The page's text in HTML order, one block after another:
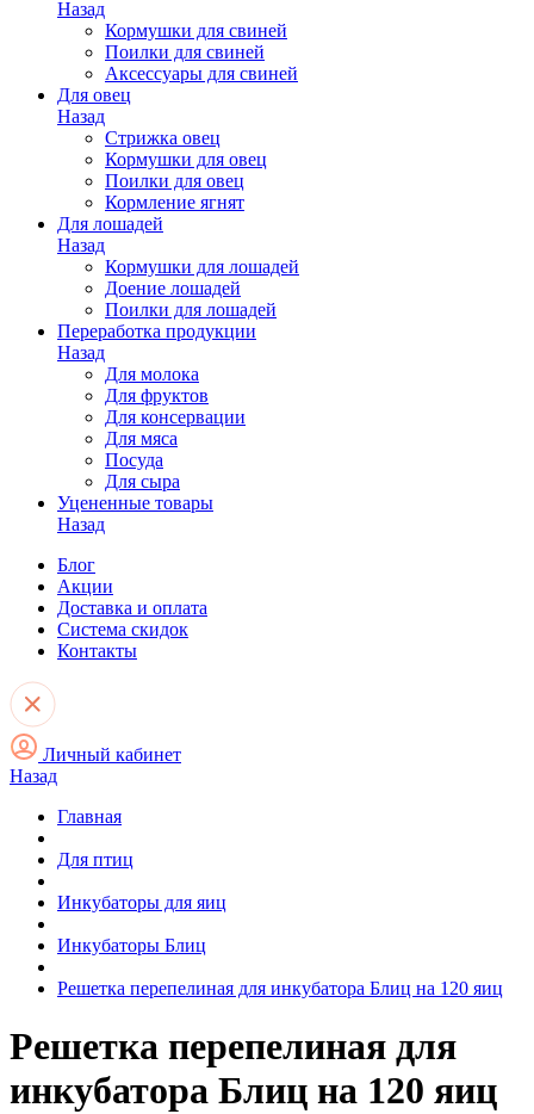
Назад
Кормушки для свиней
Поилки для свиней
Аксессуары для свиней
Для овец
Назад
Стрижка овец
Кормушки для овец
Поилки для овец
Кормление ягнят
Для лошадей
Назад
Кормушки для лошадей
Доение лошадей
Поилки для лошадей
Переработка продукции
Назад
Для молока
Для фруктов
Для консервации
Для мяса
Посуда
Для сыра
Уцененные товары
Назад
Блог
Акции
Доставка и оплата
Система скидок
Контакты
Личный кабинет
Назад
Главная
Для птиц
Инкубаторы для яиц
Инкубаторы Блиц
Решетка перепелиная для инкубатора Блиц на 120 яиц
Решетка перепелиная для
инкубатора Блиц на 120 яиц